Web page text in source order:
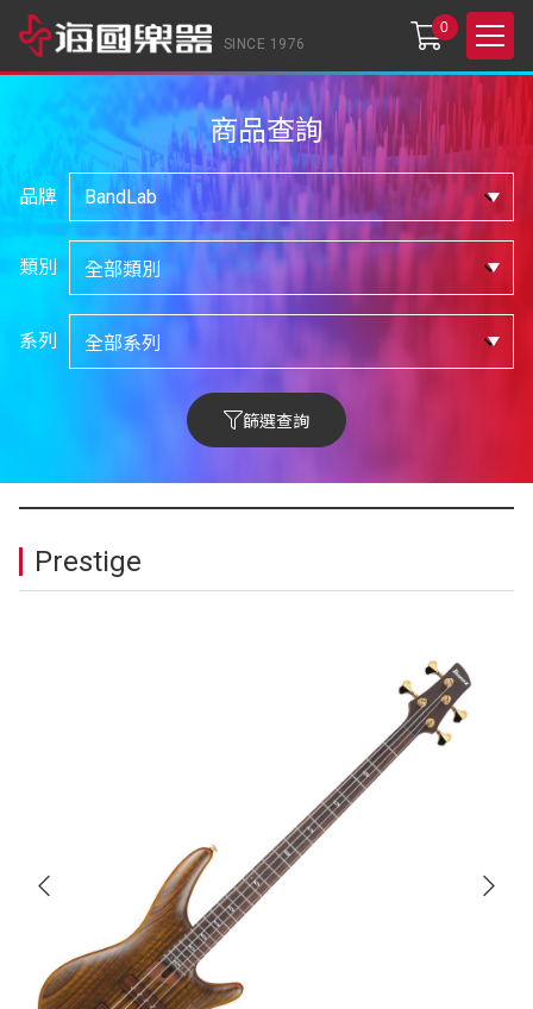
SINCE 1976
0
商品查詢
品牌
類別
系列
篩選查詢
Prestige